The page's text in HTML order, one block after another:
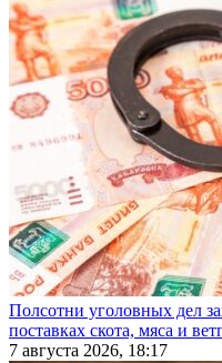
Полсотни уголовных дел
поставках скота, мяса и
7 августа 2026, 18:17